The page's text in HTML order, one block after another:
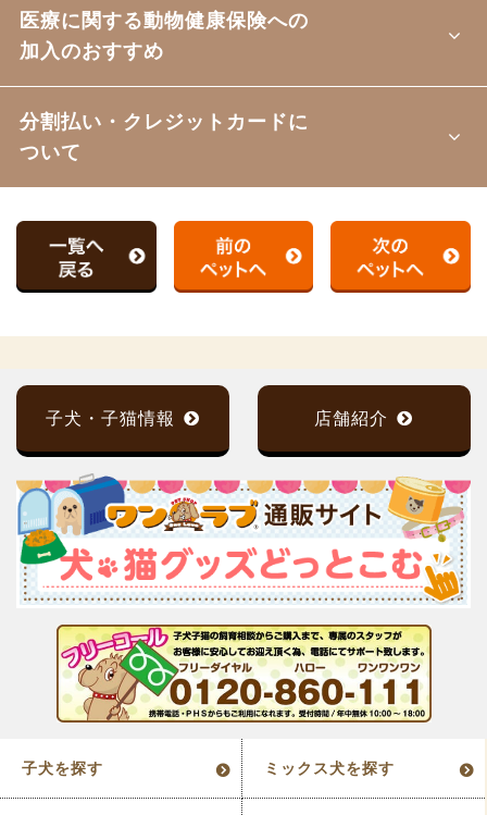
医療に関する動物健康保険への
加入のおすすめ
分割払い・クレジットカードに
ついて
子犬・子猫情報 店舗紹介
子犬を探す ミックス犬を探す